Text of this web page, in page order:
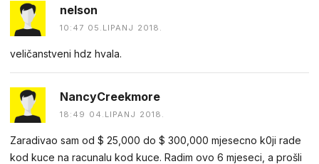
nelson
10:47 05.LIPANJ 2018.
veličanstveni hdz hvala.
NancyCreekmore
18:49 04.LIPANJ 2018.
Zaradivao sam od $ 25,000 do $ 300,000 mjesecno k0ji rade
kod kuce na racunalu kod kuce. Radim ovo 6 mjeseci, a prošli